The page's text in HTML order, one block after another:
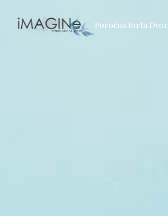
Poročna torta Dvor